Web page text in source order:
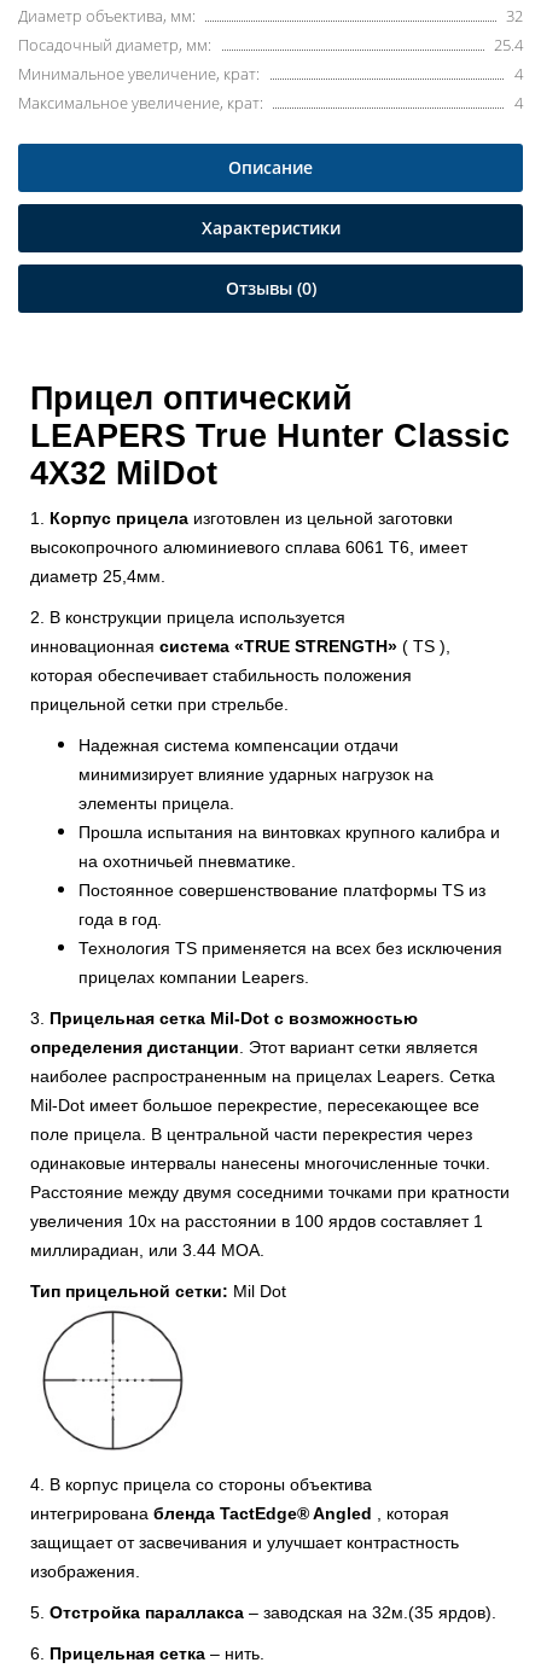
Диаметр объектива, мм:
32
Посадочный диаметр, мм:
25.4
Минимальное увеличение, крат:
4
Максимальное увеличение, крат:
4
Описание
Характеристики
Отзывы (0)
Прицел оптический
LEAPERS True Hunter Classic
4X32 MilDot
1. Корпус прицела изготовлен из цельной заготовки
высокопрочного алюминиевого сплава 6061 Т6, имеет
диаметр 25,4мм.
2. В конструкции прицела используется
инновационная система «TRUE STRENGTH» ( TS ),
которая обеспечивает стабильность положения
прицельной сетки при стрельбе.
Надежная система компенсации отдачи
минимизирует влияние ударных нагрузок на
элементы прицела.
Прошла испытания на винтовках крупного калибра и
на охотничьей пневматике.
Постоянное совершенствование платформы TS из
года в год.
Технология TS применяется на всех без исключения
прицелах компании Leapers.
3. Прицельная сетка Mil-Dot с возможностью
определения дистанции . Этот вариант сетки является
наиболее распространенным на прицелах Leapers. Сетка
Mil-Dot имеет большое перекрестие, пересекающее все
поле прицела. В центральной части перекрестия через
одинаковые интервалы нанесены многочисленные точки.
Расстояние между двумя соседними точками при кратности
увеличения 10х на расстоянии в 100 ярдов составляет 1
миллирадиан, или 3.44 МОА.
Тип прицельной сетки: Mil Dot
4. В корпус прицела со стороны объектива
интегрирована бленда TactEdge® Angled , которая
защищает от засвечивания и улучшает контрастность
изображения.
5. Отстройка параллакса – заводская на 32м.(35 ярдов).
6. Прицельная сетка – нить.